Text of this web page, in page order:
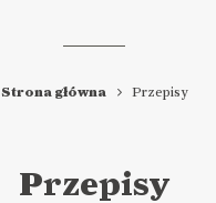
Strona główna Przepisy
Przepisy